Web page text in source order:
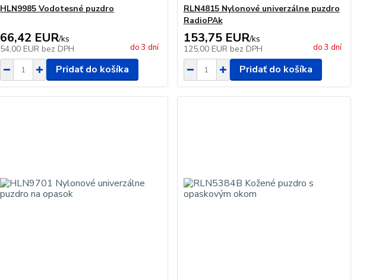
HLN9985 Vodotesné puzdro
66,42 EUR/ks
54,00 EUR bez DPH do 3 dní
Pridať do košíka
RLN4815 Nylonové univerzálne puzdro
RadioPAk
153,75 EUR/ks
125,00 EUR bez DPH do 3 dní
Pridať do košíka